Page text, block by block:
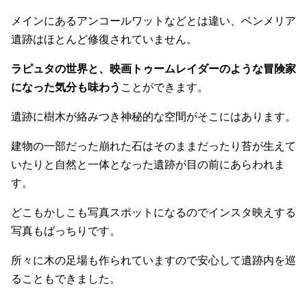
メインにあるアンコールワットなどとは違い、ベンメリア
遺跡はほとんど修復されていません。
ラピュタの世界と、映画トゥームレイダーのような冒険家
になった気分も味わう ことができます。
遺跡に樹木が絡みつき神秘的な空間がそこにはあります。
建物の一部だった崩れた石はそのままだったり苔が生えて
いたりと自然と一体となった遺跡が目の前にあらわれま
す。
どこもかしこも写真スポットになるのでインスタ映えする
写真もばっちりです。
所々に木の足場も作られていますので安心して遺跡内を巡
ることもできました。